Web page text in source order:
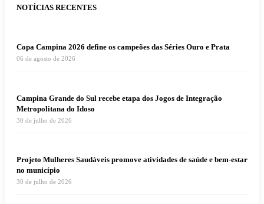
NOTÍCIAS RECENTES
Copa Campina 2026 define os campeões das Séries Ouro e Prata
06 de agosto de 2026
Campina Grande do Sul recebe etapa dos Jogos de Integração
Metropolitana do Idoso
30 de julho de 2026
Projeto Mulheres Saudáveis promove atividades de saúde e bem-estar
no município
30 de julho de 2026